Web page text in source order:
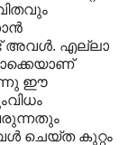
അവൾ. എല്ലാ
ഈ
ചെയ്ത കുറ്റം